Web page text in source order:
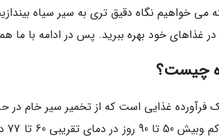
می خواهیم نگاه دقیق تری به سیر سیاه
در غذاهای خود بهره ببرید. پس در ادامه با ما
چیست؟
فرآورده غذایی است که از تخمیر سیر خام